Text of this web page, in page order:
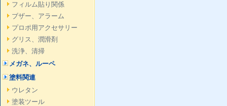
フィルム貼り関係
ブザー、アラーム
プロポ用アクセサリー
グリス、潤滑剤
洗浄、清掃
メガネ、ルーペ
塗料関連
ウレタン
塗装ツール